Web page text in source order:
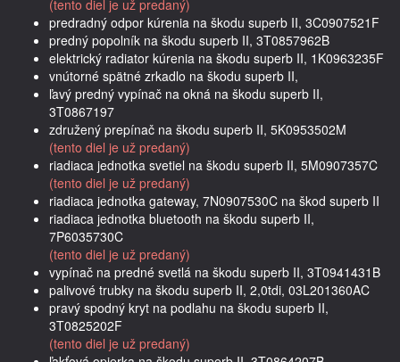
(tento diel je už predaný)
predradný odpor kúrenia na škodu superb II, 3C0907521F
predný popolník na škodu superb II, 3T0857962B
elektrický radiator kúrenia na škodu superb II, 1K0963235F
vnútorné spätné zrkadlo na škodu superb II,
ľavý predný vypínač na okná na škodu superb II,
3T0867197
združený prepínač na škodu superb II, 5K0953502M
(tento diel je už predaný)
riadiaca jednotka svetiel na škodu superb II, 5M0907357C
(tento diel je už predaný)
riadiaca jednotka gateway, 7N0907530C na škod superb II
riadiaca jednotka bluetooth na škodu superb II,
7P6035730C
(tento diel je už predaný)
vypínač na predné svetlá na škodu superb II, 3T0941431B
palivové trubky na škodu superb II, 2,0tdi, 03L201360AC
pravý spodný kryt na podlahu na škodu superb II,
3T0825202F
(tento diel je už predaný)